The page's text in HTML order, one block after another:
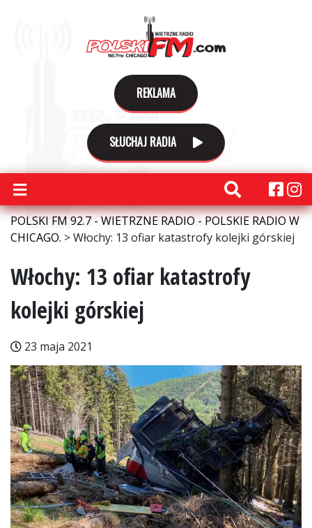
REKLAMA
SŁUCHAJ RADIA
POLSKI FM 92.7 - WIETRZNE RADIO - POLSKIE RADIO W
CHICAGO. >Włochy: 13 ofiar katastrofy kolejki górskiej
Włochy: 13 ofiar katastrofy
kolejki górskiej
23 maja 2021